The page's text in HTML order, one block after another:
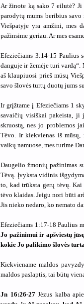
Ar žinote ką sako 7 eilutė?
parodytų mums beribius
Viešpatyje yra amžini, mes
pažinsime geriau. Ar mes
Efeziečiams 3:14-15 Paulius
danguje ir žemėje turi vardą“.
aš klaupiuosi prieš mūsų
savo šlovės turtų duotų jums
Ir grįžtame į Efeziečiams 1
savaičių visiškai pakeista,
skruostą, nes jo problemos
Tėvo. Ir kiekvienas iš mūsų,
vaikų namuose, mes turime
Daugelio žmonių pažinimas
Tėvą. Įvyksta vidinis
to, kad trūksta gerų tėvų. Kai
tėvo klaidas. Jeigu nori būti
Jis nieko nedaro, ko nemato
Efeziečiams 1:17-18 Paulius
Jo pažinimui ir apšviestų
kokie Jo palikimo šlovės
Kiekviename maldos
maldos paslaptis, tai būtų
Jn 16:26-27Jėzus kalba